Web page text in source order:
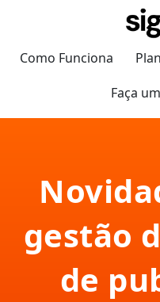
Como Funciona
Faça
gestão
de